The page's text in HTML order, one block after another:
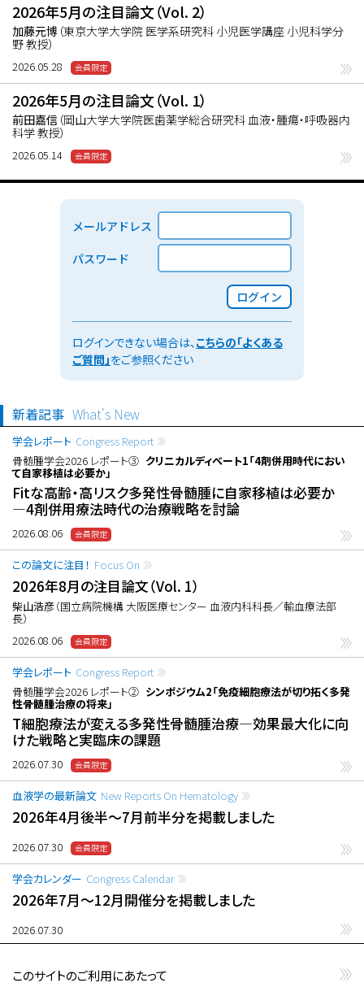
2026年5月の注目論文（Vol. 2）
加藤元博 （東京大学大学院 医学系研究科 小児医学講座 小児科学分
野 教授）
2026.05.28
2026年5月の注目論文（Vol. 1）
前田嘉信 （岡山大学大学院医歯薬学総合研究科 血液・腫瘍・呼吸器内
科学 教授）
2026.05.14
メールアドレス
パスワード
ログイン
ログインできない場合は、こちらの「よくある
ご質問」をご参照ください
新着記事 What's New
学会レポート Congress Report
骨髄腫学会2026 レポート③ クリニカルディベート1「4剤併用時代におい
て自家移植は必要か」
Fitな高齢・高リスク多発性骨髄腫に自家移植は必要か
―4剤併用療法時代の治療戦略を討論
2026.08.06
この論文に注目！ Focus On
2026年8月の注目論文（Vol. 1）
柴山浩彦（国立病院機構 大阪医療センター 血液内科科長／輸血療法部
長）
2026.08.06
学会レポート Congress Report
骨髄腫学会2026 レポート② シンポジウム2「免疫細胞療法が切り拓く多発
性骨髄腫治療の将来」
T細胞療法が変える多発性骨髄腫治療―効果最大化に向
けた戦略と実臨床の課題
2026.07.30
血液学の最新論文 New Reports On Hematology
2026年4月後半〜7月前半分を掲載しました
2026.07.30
学会カレンダー Congress Calendar
2026年7月〜12月開催分を掲載しました
2026.07.30
このサイトのご利用にあたって